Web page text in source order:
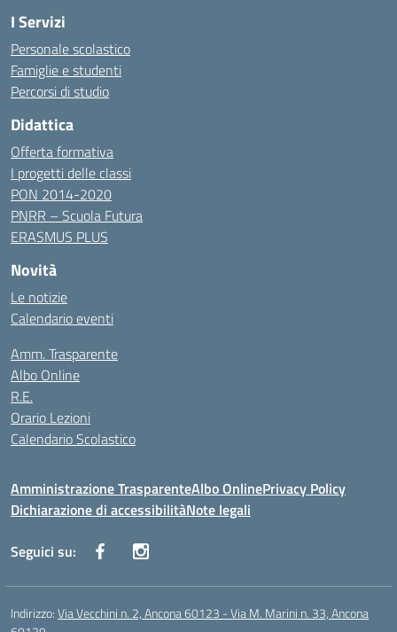
I Servizi
Personale scolastico
Famiglie e studenti
Percorsi di studio
Didattica
Offerta formativa
I progetti delle classi
PON 2014-2020
PNRR – Scuola Futura
ERASMUS PLUS
Novità
Le notizie
Calendario eventi
Amm. Trasparente
Albo Online
R.E.
Orario Lezioni
Calendario Scolastico
Amministrazione TrasparenteAlbo OnlinePrivacy Policy
Dichiarazione di accessibilitàNote legali
Seguici su:
Indirizzo:Via Vecchini n. 2, Ancona 60123 - Via M. Marini n. 33, Ancona